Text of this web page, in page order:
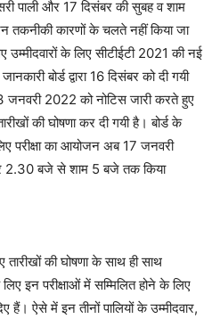
पाली और 17 दिसंबर की सुबह व शाम
तकनीकी कारणों के चलते नहीं किया जा
उम्मीदवारों के लिए सीटीईटी 2021 की नई
बोर्ड द्वारा 16 दिसंबर को दी गयी
जनवरी 2022 को नोटिस जारी करते हुए
की घोषणा कर दी गयी है। बोर्ड के
परीक्षा का आयोजन अब 17 जनवरी
2.30 बजे से शाम 5 बजे तक किया
तारीखों की घोषणा के साथ ही साथ
इन परीक्षाओं में सम्मिलित होने के लिए
हैं। ऐसे में इन तीनों पालियों के उम्मीदवार,